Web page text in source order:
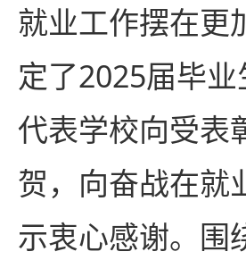
就业工作摆在更
定了2025届毕
代表学校向受表
贺，向奋战在就
示衷心感谢。围